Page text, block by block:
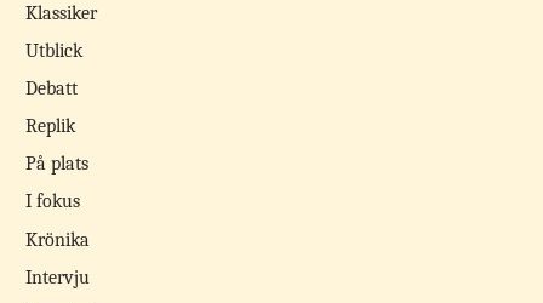
Klassiker
Utblick
Debatt
Replik
På plats
I fokus
Krönika
Intervju